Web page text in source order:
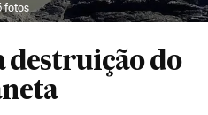
fotos
destruição do